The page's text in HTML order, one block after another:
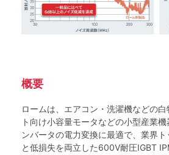
概要
ロームは、エアコン・洗濯機などの
ト向け小容量モータなどの小型産業
ンバータの電力変換に最適で、業界
と低損失を両立した600V耐圧IGBT